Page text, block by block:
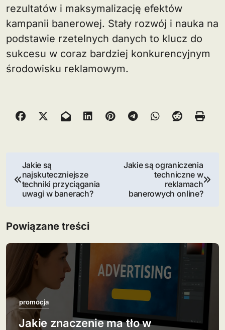
rezultatów i maksymalizację efektów
kampanii banerowej. Stały rozwój i nauka na
podstawie rzetelnych danych to klucz do
sukcesu w coraz bardziej konkurencyjnym
środowisku reklamowym.
i
g
j
Jakie są
najskuteczniejsze
techniki przyciągania
uwagi w banerach?
Jakie są ograniczenia
techniczne w
reklamach
banerowych online?
Powiązane treści
promocja
Jakie znaczenie ma tło w